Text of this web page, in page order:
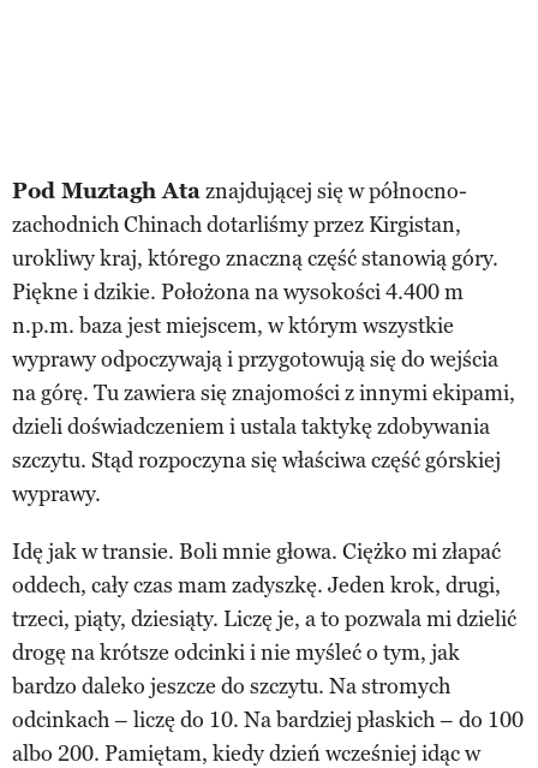
Pod Muztagh Ataznajdującej się w północno-
zachodnich Chinach dotarliśmy przez Kirgistan,
urokliwy kraj, którego znaczną część stanowią góry.
Piękne i dzikie. Położona na wysokości 4.400 m
n.p.m. baza jest miejscem, w którym wszystkie
wyprawy odpoczywają i przygotowują się do wejścia
na górę. Tu zawiera się znajomości z innymi ekipami,
dzieli doświadczeniem i ustala taktykę zdobywania
szczytu. Stąd rozpoczyna się właściwa część górskiej
wyprawy.
Idę jak w transie. Boli mnie głowa. Ciężko mi złapać
oddech, cały czas mam zadyszkę. Jeden krok, drugi,
trzeci, piąty, dziesiąty. Liczę je, a to pozwala mi dzielić
drogę na krótsze odcinki i nie myśleć o tym, jak
bardzo daleko jeszcze do szczytu. Na stromych
odcinkach – liczę do 10. Na bardziej płaskich – do 100
albo 200. Pamiętam, kiedy dzień wcześniej idąc w